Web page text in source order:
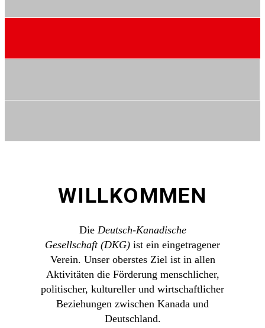
WILLKOMMEN
Die Deutsch-Kanadische
Gesellschaft (DKG) ist ein eingetragener
Verein. Unser oberstes Ziel ist in allen
Aktivitäten die Förderung menschlicher,
politischer, kultureller und wirtschaftlicher
Beziehungen zwischen Kanada und
Deutschland.